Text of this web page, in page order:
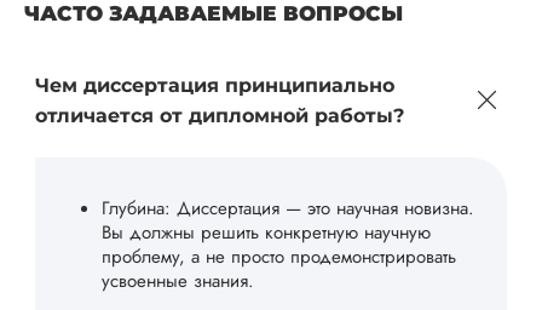
ЧАСТО ЗАДАВАЕМЫЕ ВОПРОСЫ
Чем диссертация принципиально
отличается от дипломной работы?
Глубина: Диссертация — это научная новизна.
Вы должны решить конкретную научную
проблему, а не просто продемонстрировать
усвоенные знания.